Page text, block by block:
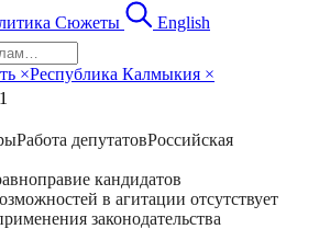
Сюжеты English
×Республика Калмыкия ×
Работа депутатовРоссийская
кандидатов
в агитации отсутствует
законодательства